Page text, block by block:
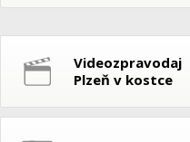
Videozpravodaj
Plzeň v kostce